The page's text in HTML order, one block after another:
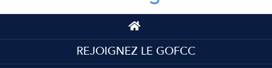
Top
Top
REJOIGNEZ LE GOFCC